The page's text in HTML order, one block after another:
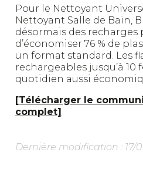
Pour le Nettoyant
Nettoyant Salle de Bain,
désormais des
d’économiser 76 % de
un format standard. Les
rechargeables jusqu’à 10
quotidien aussi
[Télécharger le
complet]
Dernière modification : 17/